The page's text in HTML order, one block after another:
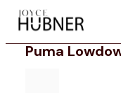
| Ausrüstung
Puma